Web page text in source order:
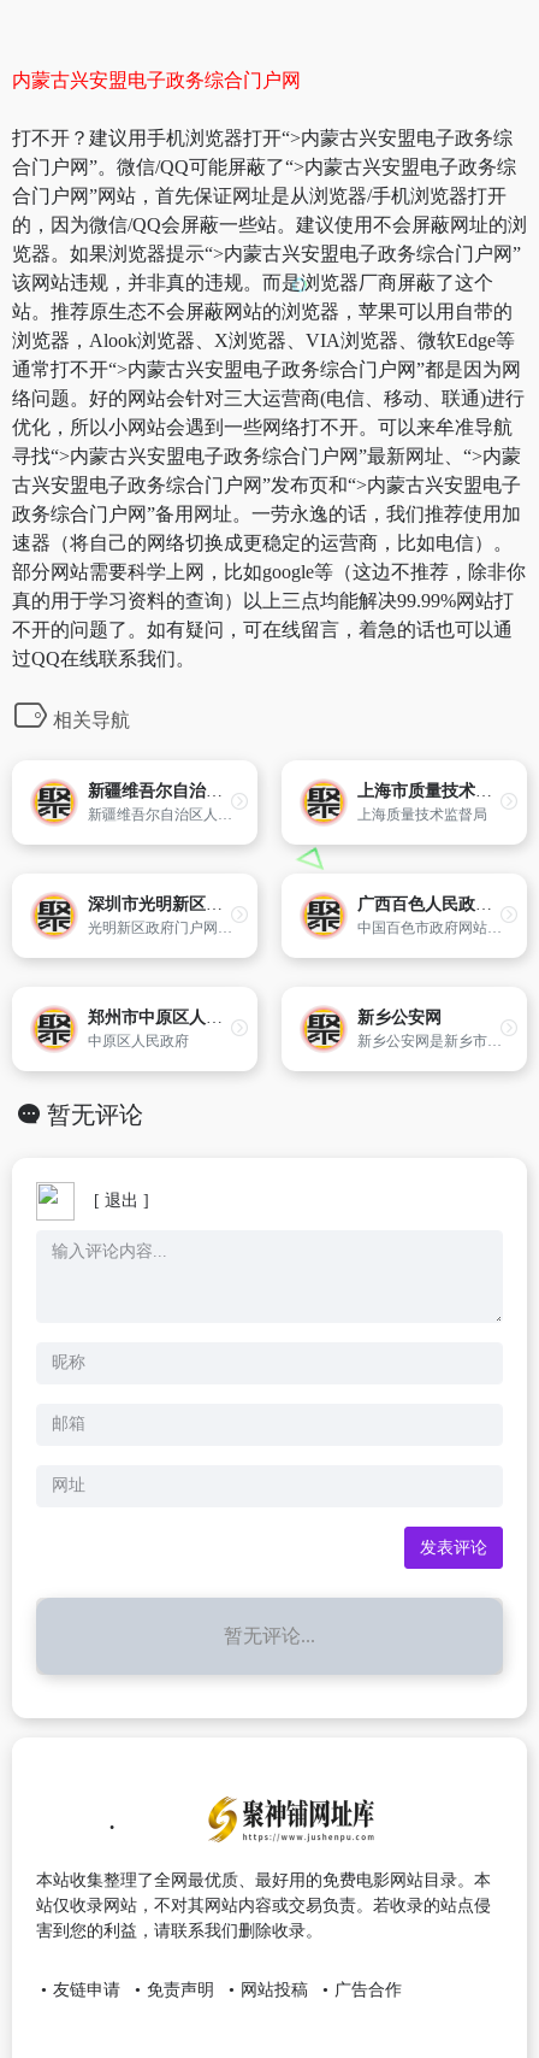
内蒙古兴安盟电子政务综合门户网
打不开？建议用手机浏览器打开“>内蒙古兴安盟电子政务综
合门户网”。微信/QQ可能屏蔽了“>内蒙古兴安盟电子政务综
合门户网”网站，首先保证网址是从浏览器/手机浏览器打开
的，因为微信/QQ会屏蔽一些站。建议使用不会屏蔽网址的浏
览器。如果浏览器提示“>内蒙古兴安盟电子政务综合门户网”
该网站违规，并非真的违规。而是浏览器厂商屏蔽了这个
站。推荐原生态不会屏蔽网站的浏览器，苹果可以用自带的
浏览器，Alook浏览器、X浏览器、VIA浏览器、微软Edge等
通常打不开“>内蒙古兴安盟电子政务综合门户网”都是因为网
络问题。好的网站会针对三大运营商(电信、移动、联通)进行
优化，所以小网站会遇到一些网络打不开。可以来牟准导航
寻找“>内蒙古兴安盟电子政务综合门户网”最新网址、“>内蒙
古兴安盟电子政务综合门户网”发布页和“>内蒙古兴安盟电子
政务综合门户网”备用网址。一劳永逸的话，我们推荐使用加
速器（将自己的网络切换成更稳定的运营商，比如电信）。
部分网站需要科学上网，比如google等（这边不推荐，除非你
真的用于学习资料的查询）以上三点均能解决99.99%网站打
不开的问题了。如有疑问，可在线留言，着急的话也可以通
过QQ在线联系我们。
相关导航
新疆维吾尔自治区人力资源和社会保障厅
新疆维吾尔自治区人力资源和社会保障厅是对自治区人力资源和社会保障工作进行综合管理、监督指导、协调服务的网上综合信息服务平台。
上海市质量技术监督局
上海质量技术监督局
深圳市光明新区政府在线
光明新区政府门户网站(光明新区政府在线www.szgm.gov.cn)是光明新区管委会在互联网上建立的综合性政府门户网站,其宗旨是使光明新区政府在线成为政务公开的窗口、便民服务的平台、联系群众的纽带、电子政务的载体。光明新区政府在线由光明新区管委会主办主管,区属各职能部门和街道办事处协办。
广西百色人民政府网
中国百色市政府网站内容包含百色的概况、时讯、政务、文化旅游等,是政府对外发布信息,为企业、市民提供办事和服务的平台。
郑州市中原区人民政府网
中原区人民政府
新乡公安网
新乡公安网是新乡市公安局设立的官方网站,向社会提供公安快讯、查询服务、办事指南、警务投诉等资讯。
暂无评论
[ 退出 ]
暂无评论...
本站收集整理了全网最优质、最好用的免费电影网站目录。本
站仅收录网站，不对其网站内容或交易负责。若收录的站点侵
害到您的利益，请联系我们删除收录。
友链申请 免责声明 网站投稿 广告合作